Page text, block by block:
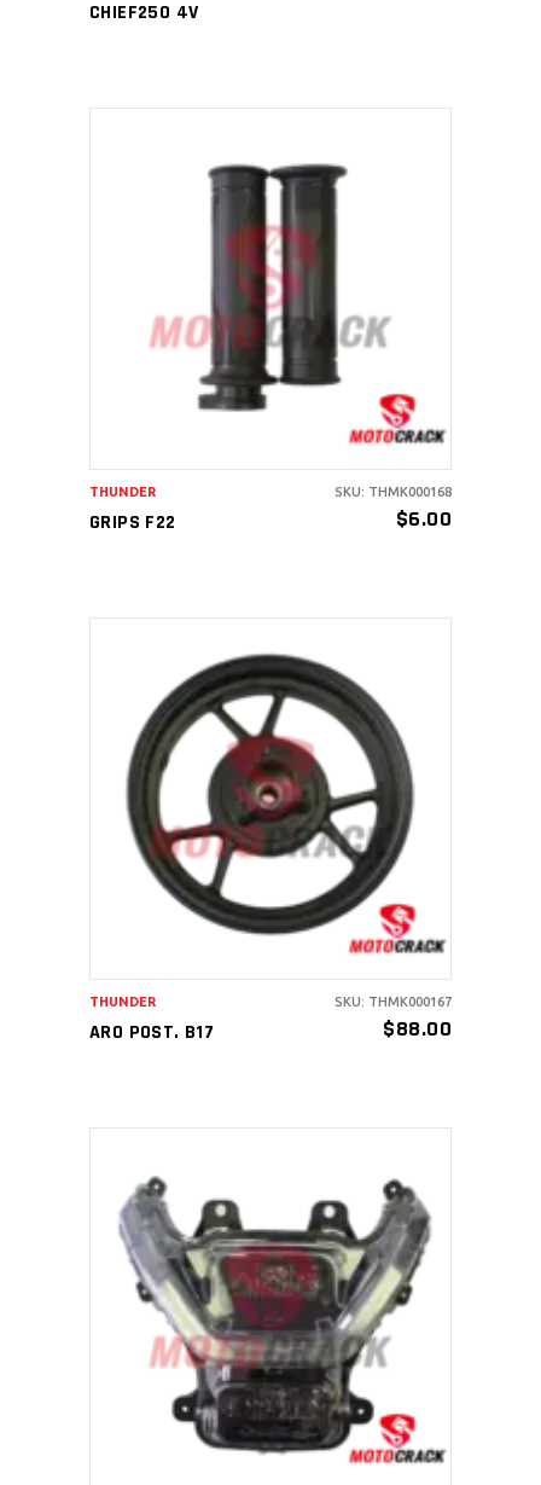
CHIEF250 4V
AÑADIR AL CARRITO
GRIPS F22 $6.00
THUNDER SKU: THMK000168
AÑADIR AL CARRITO
ARO POST. B17 $88.00
THUNDER SKU: THMK000167
AÑADIR AL CARRITO